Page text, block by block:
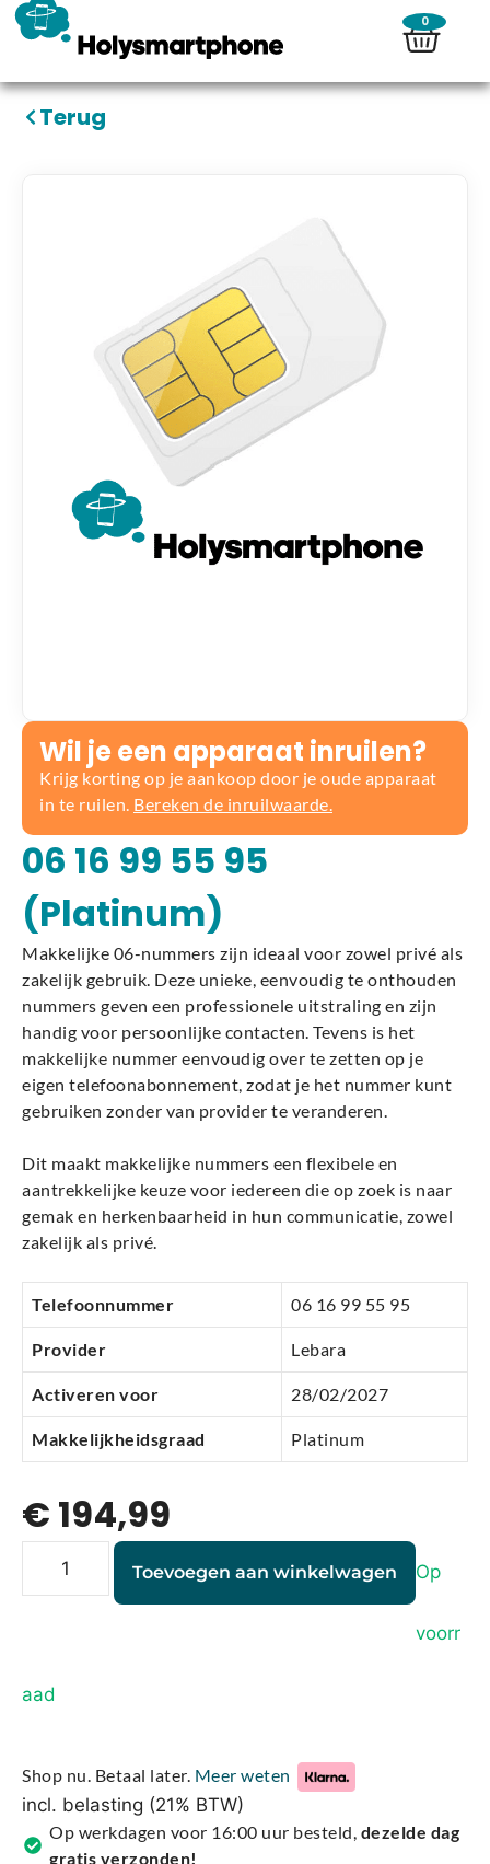
0
Terug
Wil je een apparaat inruilen?
Krijg korting op je aankoop door je oude apparaat
in te ruilen. Bereken de inruilwaarde.
06 16 99 55 95
(Platinum)
Makkelijke 06-nummers zijn ideaal voor zowel privé als
zakelijk gebruik. Deze unieke, eenvoudig te onthouden
nummers geven een professionele uitstraling en zijn
handig voor persoonlijke contacten. Tevens is het
makkelijke nummer eenvoudig over te zetten op je
eigen telefoonabonnement, zodat je het nummer kunt
gebruiken zonder van provider te veranderen.
Dit maakt makkelijke nummers een flexibele en
aantrekkelijke keuze voor iedereen die op zoek is naar
gemak en herkenbaarheid in hun communicatie, zowel
zakelijk als privé.
Telefoonnummer 06 16 99 55 95
Provider Lebara
Activeren voor 28/02/2027
Makkelijkheidsgraad Platinum
€ 194,99
Toevoegen aan winkelwagen Op
voorr
aad
r
n
a
Shop nu. Betaal later. Meer weten
incl. belasting (21% BTW)
Op werkdagen voor 16:00 uur besteld, dezelde dag
gratis verzonden!